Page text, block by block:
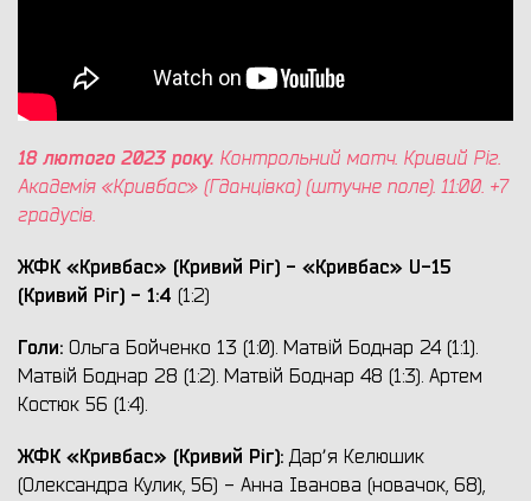
18 лютого 2023 року. Контрольний матч. Кривий Ріг.
Академія «Кривбас» (Гданцівка) (штучне поле). 11:00. +7
градусів.
ЖФК «Кривбас» (Кривий Ріг) - «Кривбас» U-15
(Кривий Ріг) - 1:4 (1:2)
Голи: Ольга Бойченко 13 (1:0). Матвій Боднар 24 (1:1).
Матвій Боднар 28 (1:2). Матвій Боднар 48 (1:3). Артем
Костюк 56 (1:4).
ЖФК «Кривбас» (Кривий Ріг): Дарʼя Келюшик
(Олександра Кулик, 56) - Анна Іванова (новачок, 68),